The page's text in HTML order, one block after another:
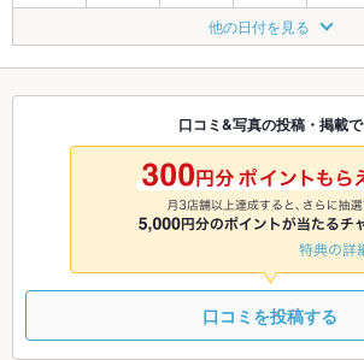
◎ ◎
8/23
◎
8/24
◎
8/25
◎
8/28 8/29 8/30
◎
8/31
◎
9/1
◎
9/6
◎ ◎ ◎
他の日付を見る
口コミ&写真の投稿・掲載で
口コミを投稿する